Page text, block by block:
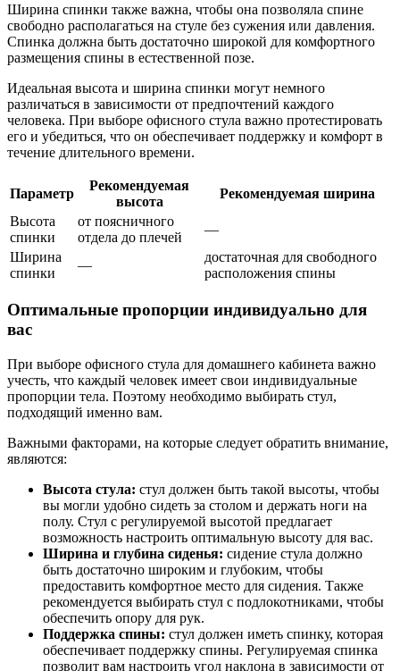
Ширина спинки также важна, чтобы она позволяла спине
свободно располагаться на стуле без сужения или давления.
Спинка должна быть достаточно широкой для комфортного
размещения спины в естественной позе.
Идеальная высота и ширина спинки могут немного
различаться в зависимости от предпочтений каждого
человека. При выборе офисного стула важно протестировать
его и убедиться, что он обеспечивает поддержку и комфорт в
течение длительного времени.
Параметр
Рекомендуемая
высота
Рекомендуемая ширина
Высота
спинки
от поясничного
отдела до плечей
—
Ширина
спинки
—
достаточная для свободного
расположения спины
Оптимальные пропорции индивидуально для
вас
При выборе офисного стула для домашнего кабинета важно
учесть, что каждый человек имеет свои индивидуальные
пропорции тела. Поэтому необходимо выбирать стул,
подходящий именно вам.
Важными факторами, на которые следует обратить внимание,
являются:
Высота стула: стул должен быть такой высоты, чтобы
вы могли удобно сидеть за столом и держать ноги на
полу. Стул с регулируемой высотой предлагает
возможность настроить оптимальную высоту для вас.
Ширина и глубина сиденья: сидение стула должно
быть достаточно широким и глубоким, чтобы
предоставить комфортное место для сидения. Также
рекомендуется выбирать стул с подлокотниками, чтобы
обеспечить опору для рук.
Поддержка спины: стул должен иметь спинку, которая
обеспечивает поддержку спины. Регулируемая спинка
позволит вам настроить угол наклона в зависимости от